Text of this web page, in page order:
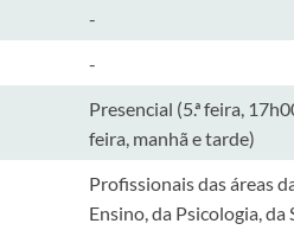
​-
-
​Presencial (5.ª feira,
feira, manhã e tarde)
​Profissionais das áreas
Ensino, da Psicologia, da